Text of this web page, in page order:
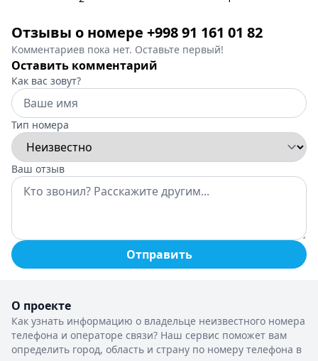
Отзывы о номере +998 91 161 01 82
Комментариев пока нет. Оставьте первый!
Оставить комментарий
Как вас зовут?
Тип номера
Ваш отзыв
Отправить
О проекте
Как узнать информацию о владельце неизвестного номера
телефона и операторе связи? Наш сервис поможет вам
определить город, область и страну по номеру телефона в